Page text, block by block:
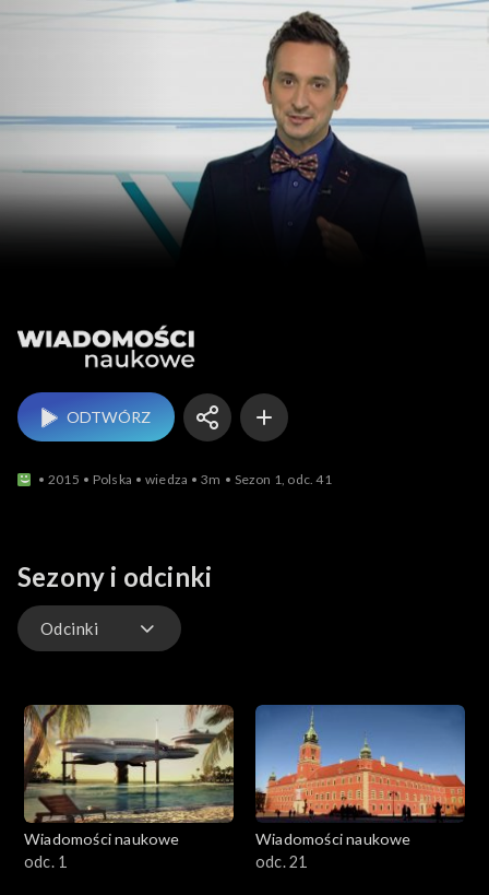
Wiadomości naukowe
ODTWÓRZ
2015 Polska wiedza 3m Sezon 1, odc. 41
Sezony i odcinki
Odcinki
Wiadomości naukowe
odc. 1
Wiadomości naukowe
odc. 21